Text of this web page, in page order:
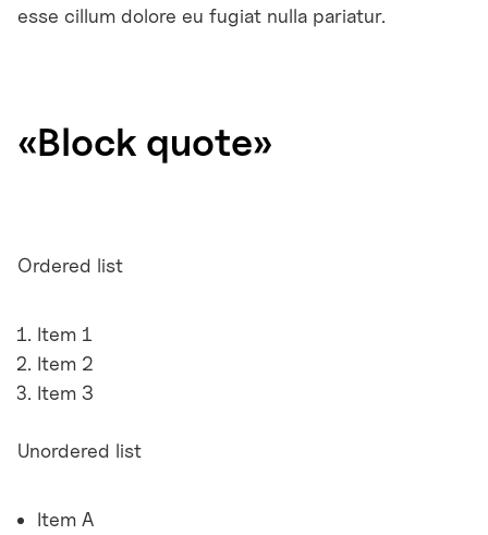
esse cillum dolore eu fugiat nulla pariatur.
«Block quote»
Ordered list
Item 1
Item 2
Item 3
Unordered list
Item A